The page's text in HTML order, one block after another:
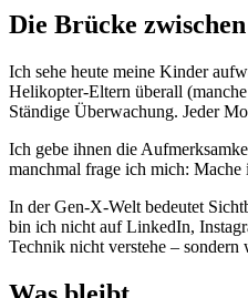
Die Brücke
Ich sehe heute meine Kinder
Helikopter-Eltern überall
Ständige Überwachung. Jeder
Ich gebe ihnen die
manchmal frage ich mich:
In der Gen-X-Welt bedeutet
bin ich nicht auf LinkedIn,
Technik nicht verstehe –